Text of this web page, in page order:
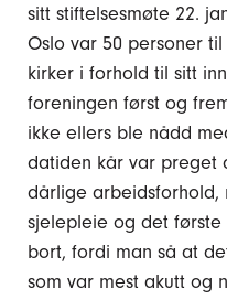
sitt stiftelsesmøte 22.
Oslo var 50 personer
kirker i forhold til sitt
foreningen først og
ikke ellers ble nådd
datiden kår var preget
dårlige arbeidsforhold,
sjelepleie og det
bort, fordi man så at
som var mest akutt og